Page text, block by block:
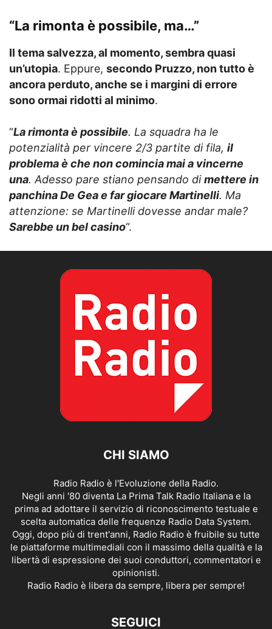
“La rimonta è possibile, ma…”
Il tema salvezza, al momento, sembra quasi
un’utopia. Eppure, secondo Pruzzo, non tutto è
ancora perduto, anche se i margini di errore
sono ormai ridotti al minimo.
“La rimonta è possibile. La squadra ha le
potenzialità per vincere 2/3 partite di fila, il
problema è che non comincia mai a vincerne
una. Adesso pare stiano pensando dimettere in
panchina De Gea e far giocare Martinelli. Ma
attenzione: se Martinelli dovesse andar male?
Sarebbe un bel casino“.
CHI SIAMO
Radio Radio è l'Evoluzione della Radio.
Negli anni '80 diventa La Prima Talk Radio Italiana e la
prima ad adottare il servizio di riconoscimento testuale e
scelta automatica delle frequenze Radio Data System.
Oggi, dopo più di trent'anni, Radio Radio è fruibile su tutte
le piattaforme multimediali con il massimo della qualità e la
libertà di espressione dei suoi conduttori, commentatori e
opinionisti.
Radio Radio è libera da sempre, libera per sempre!
SEGUICI